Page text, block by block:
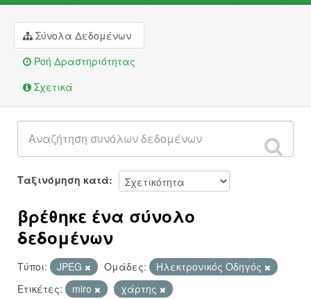
Φορείς
Ομάδες
Σχετικά
Σύνολα Δεδομένων
Ροή Δραστηριότητας
Σχετικά
Ταξινόμηση κατά
βρέθηκε ένα σύνολο
δεδομένων
Τύποι: JPEG Ομάδες:
Hλεκτρονικός Οδηγός
Ετικέτες:
miro
χάρτης